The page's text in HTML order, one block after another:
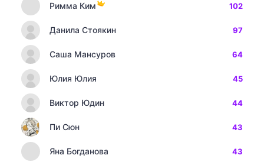
Римма Ким 102
Данила Стоякин 97
Саша Мансуров 64
Юлия Юлия 45
Виктор Юдин 44
Пи Сюн 43
Яна Богданова 43